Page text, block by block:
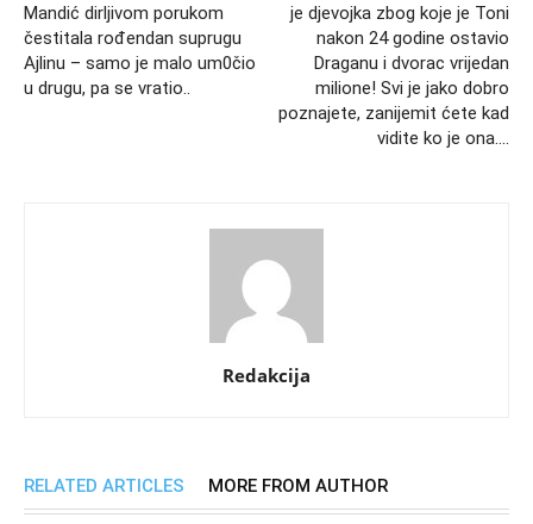
Mandić dirljivom porukom
čestitala rođendan suprugu
Ajlinu – samo je malo um0čio
u drugu, pa se vratio..
je djevojka zbog koje je Toni
nakon 24 godine ostavio
Draganu i dvorac vrijedan
milione! Svi je jako dobro
poznajete, zanijemit ćete kad
vidite ko je ona….
Redakcija
RELATED ARTICLES MORE FROM AUTHOR